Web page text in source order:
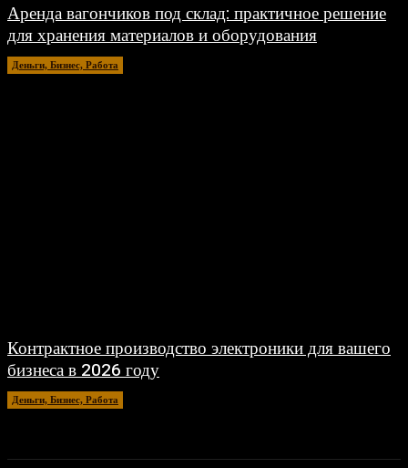
Аренда вагончиков под склад: практичное решение
для хранения материалов и оборудования
Деньги, Бизнес, Работа
Контрактное производство электроники для вашего
бизнеса в 2026 году
Деньги, Бизнес, Работа